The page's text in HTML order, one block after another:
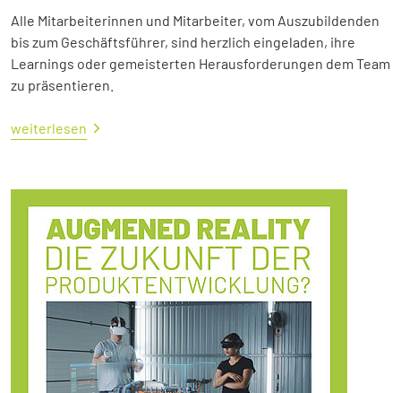
Alle Mitarbeiterinnen und Mitarbeiter, vom Auszubildenden
bis zum Geschäftsführer, sind herzlich eingeladen, ihre
Learnings oder gemeisterten Herausforderungen dem Team
zu präsentieren.
weiterlesen